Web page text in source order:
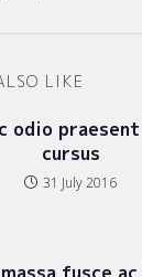
LIKE
odio
cursus
31 July 2016